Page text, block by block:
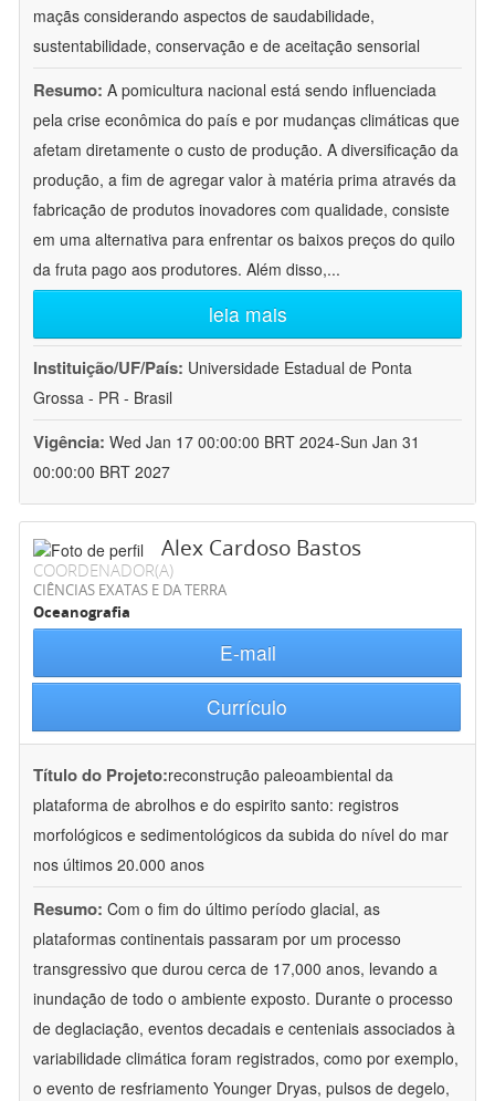
maçãs considerando aspectos de saudabilidade,
sustentabilidade, conservação e de aceitação sensorial
Resumo: A pomicultura nacional está sendo influenciada
pela crise econômica do país e por mudanças climáticas que
afetam diretamente o custo de produção. A diversificação da
produção, a fim de agregar valor à matéria prima através da
fabricação de produtos inovadores com qualidade, consiste
em uma alternativa para enfrentar os baixos preços do quilo
da fruta pago aos produtores. Além disso,...
leia mais
Instituição/UF/País: Universidade Estadual de Ponta
Grossa - PR - Brasil
Vigência: Wed Jan 17 00:00:00 BRT 2024-Sun Jan 31
00:00:00 BRT 2027
Alex Cardoso Bastos
COORDENADOR(A)
CIÊNCIAS EXATAS E DA TERRA
Oceanografia
E-mail
Currículo
Título do Projeto:reconstrução paleoambiental da
plataforma de abrolhos e do espirito santo: registros
morfológicos e sedimentológicos da subida do nível do mar
nos últimos 20.000 anos
Resumo: Com o fim do último período glacial, as
plataformas continentais passaram por um processo
transgressivo que durou cerca de 17,000 anos, levando a
inundação de todo o ambiente exposto. Durante o processo
de deglaciação, eventos decadais e centeniais associados à
variabilidade climática foram registrados, como por exemplo,
o evento de resfriamento Younger Dryas, pulsos de degelo,